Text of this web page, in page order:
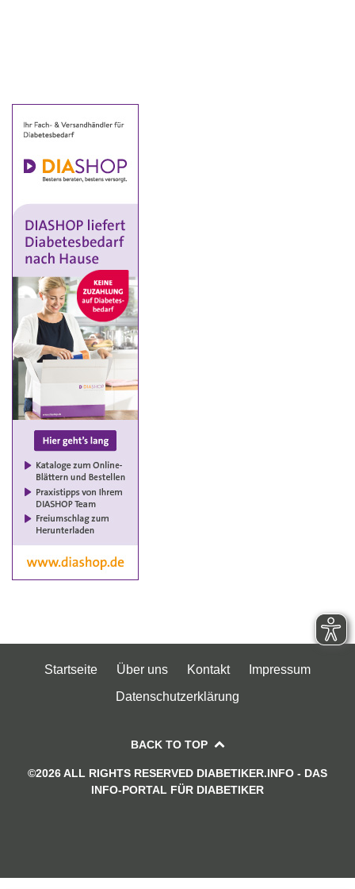
Startseite Über uns Kontakt
Impressum
Datenschutzerklärung
BACK TO TOP
©2026 ALL RIGHTS RESERVED DIABETIKER.INFO - DAS
INFO-PORTAL FÜR DIABETIKER